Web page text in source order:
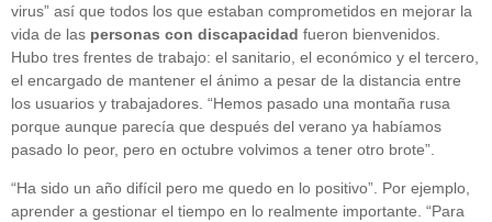
virus” así que todos los que estaban comprometidos en mejorar la
vida de las personas con discapacidad fueron bienvenidos.
Hubo tres frentes de trabajo: el sanitario, el económico y el tercero,
el encargado de mantener el ánimo a pesar de la distancia entre
los usuarios y trabajadores. “Hemos pasado una montaña rusa
porque aunque parecía que después del verano ya habíamos
pasado lo peor, pero en octubre volvimos a tener otro brote”.
“Ha sido un año difícil pero me quedo en lo positivo”. Por ejemplo,
aprender a gestionar el tiempo en lo realmente importante. “Para